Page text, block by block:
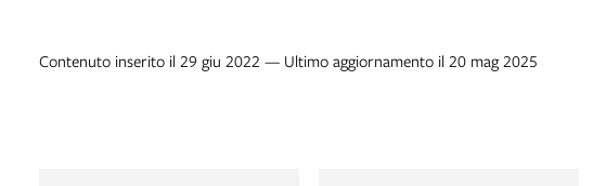
Contenuto inserito il 29 giu 2022 — Ultimo aggiornamento il 20 mag 2025